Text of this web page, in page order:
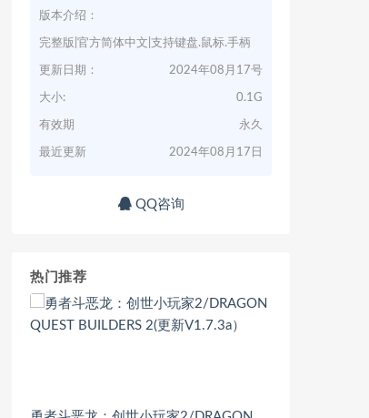
版本介绍：
完整版|官方简体中文|支持键盘.鼠标.手柄
更新日期： 2024年08月17号
大小: 0.1G
有效期 永久
最近更新 2024年08月17日
QQ咨询
热门推荐